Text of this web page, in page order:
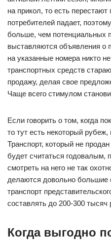
на прикол, то есть перестают
потребителей падает,
больше, чем потенциальных
выставляются объявления о
на указанные номера никто
транспортных средств
продажу, делая свое
Чаще всего стимулом
Если говорить о том, когда
то тут есть некоторый
Транспорт, который не
будет считаться годовалым,
смотреть на него не так
делаются довольно большие
транспорт
составлять до 200-300 тысяч
Когда выгодно